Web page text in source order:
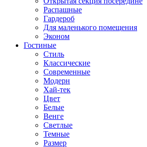
Распашные
Гардероб
Для маленького помещения
Эконом
Гостиные
Стиль
Классические
Современные
Модерн
Хай-тек
Цвет
Белые
Венге
Светлые
Темные
Размер